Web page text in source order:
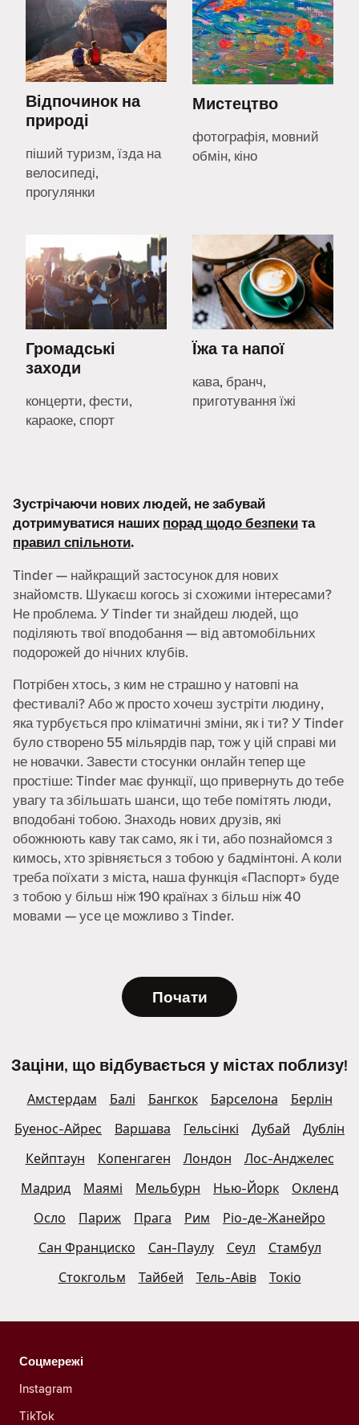
Відпочинок на
природі
піший туризм, їзда на
велосипеді,
прогулянки
Мистецтво
фотографія, мовний
обмін, кіно
Громадські
заходи
концерти, фести,
караоке, спорт
Їжа та напої
кава, бранч,
приготування їжі
Зустрічаючи нових людей, не забувай
дотримуватися наших порад щодо безпекита
правил спільноти.
Tinder — найкращий застосунок для нових
знайомств. Шукаєш когось зі схожими інтересами?
Не проблема. У Tinder ти знайдеш людей, що
поділяють твої вподобання — від автомобільних
подорожей до нічних клубів.
Потрібен хтось, з ким не страшно у натовпі на
фестивалі? Або ж просто хочеш зустріти людину,
яка турбується про кліматичні зміни, як і ти? У Tinder
було створено 55 мільярдів пар, тож у цій справі ми
не новачки. Завести стосунки онлайн тепер ще
простіше: Tinder має функції, що привернуть до тебе
увагу та збільшать шанси, що тебе помітять люди,
вподобані тобою. Знаходь нових друзів, які
обожнюють каву так само, як і ти, або познайомся з
кимось, хто зрівняється з тобою у бадмінтоні. А коли
треба поїхати з міста, наша функція «Паспорт» буде
з тобою у більш ніж 190 країнах з більш ніж 40
мовами — усе це можливо з Tinder.
Почати
Заціни, що відбувається у містах поблизу!
Амстердам Балі Бангкок Барселона
Берлін
Буенос-Айрес
Варшава Гельсінкі Дубай
Дублін
Кейптаун
Копенгаген Лондон
Лос-Анджелес
Мадрид
Маямі Мельбурн Нью-Йорк
Окленд
Осло
Париж Прага Рим
Ріо-де-Жанейро
Сан Франциско
Сан-Паулу Сеул
Стамбул
Стокгольм
Тайбей Тель-Авів Токіо
Соцмережі
Instagram
TikTok